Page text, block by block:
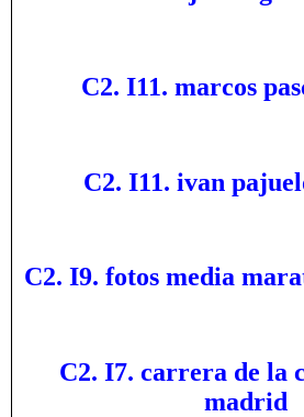
C2. I11. marcos
C2. I11. ivan
C2. I9. fotos media
C2. I7. carrera de la
madrid